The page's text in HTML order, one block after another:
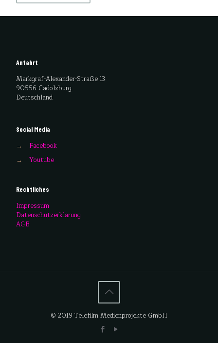
Anfahrt
Markgraf-Alexander-Straße 13
90556 Cadolzburg
Deutschland
Social Media
→
Facebook
→
Youtube
Rechtliches
Impressum
Datenschutzerklärung
AGB
© 2019 Telefilm Medienprojekte GmbH